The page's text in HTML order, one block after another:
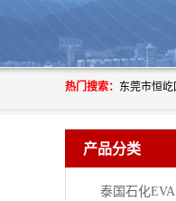
热门搜索：
产品分类
泰国石化EVA